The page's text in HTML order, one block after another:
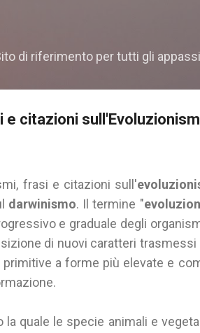
di riferimento per tutti gli
citazioni
frasi e citazioni sull'
darwinismo. Il termine "
e graduale degli
di nuovi caratteri
a forme più elevate e
la quale le specie animali e